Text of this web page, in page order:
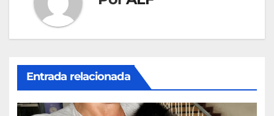
Entrada relacionada